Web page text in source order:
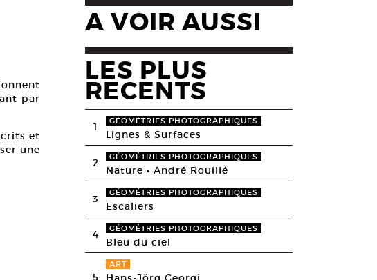
par
et
une
A VOIR AUSSI
LES PLUS
RECENTS
1 GÉOMÉTRIES PHOTOGRAPHIQUES
Lignes & Surfaces
2 GÉOMÉTRIES PHOTOGRAPHIQUES
Nature • André Rouillé
3 GÉOMÉTRIES PHOTOGRAPHIQUES
Escaliers
4 GÉOMÉTRIES PHOTOGRAPHIQUES
Bleu du ciel
5
ART